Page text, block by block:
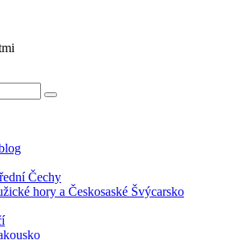
Hledat
Čechy
hory a Českosaské Švýcarsko